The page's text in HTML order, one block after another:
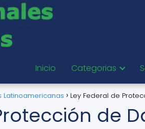
Inicio Categorias
Latinoamericanas Ley Federal de
de